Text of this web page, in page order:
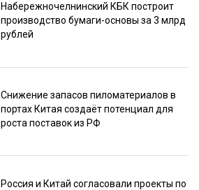
Набережночелнинский КБК построит
производство бумаги-основы за 3 млрд
рублей
Снижение запасов пиломатериалов в
портах Китая создаёт потенциал для
роста поставок из РФ
Россия и Китай согласовали проекты по